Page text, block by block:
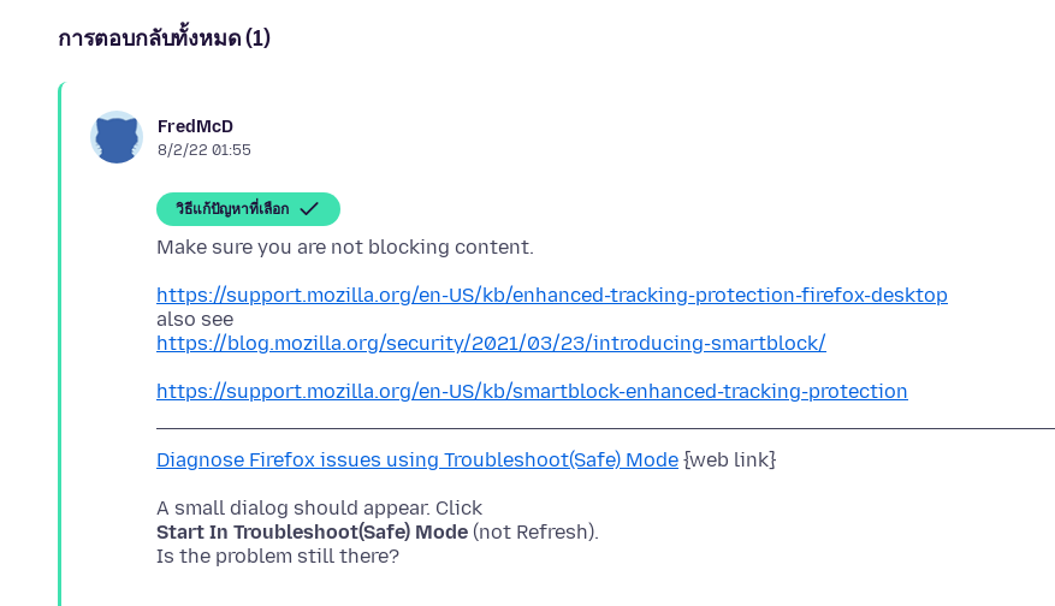
การตอบกลับทั้งหมด (1)
FredMcD
8/2/22 01:55
วิธีแก้ปัญหาที่เลือก
https://support.mozilla.org/en-US/kb/enhanced-tracking-protection-firefox-desktop
https://blog.mozilla.org/security/2021/03/23/introducing-smartblock/
https://support.mozilla.org/en-US/kb/smartblock-enhanced-tracking-protection
Diagnose Firefox issues using Troubleshoot(Safe) Mode
Start In Troubleshoot(Safe) Mode (not Refresh).